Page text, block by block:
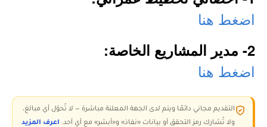
اضغط هنا
2- مدير المشاريع الخاصة:
اضغط هنا
التقديم مجاني دائمًا ويتم لدى الجهة المعلنة مباشرة — لا تُحوّل أي مبالغ،
ولا تُشارك رمز التحقق أو بيانات «نفاذ» و«أبشر» مع أي أحد. اعرف المزيد